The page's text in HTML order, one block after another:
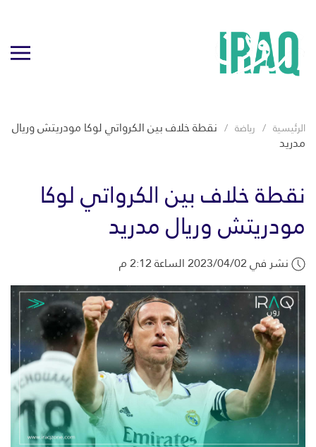
الرئيسية رياضة نقطة خلاف بين الكرواتي لوكا مودريتش وريال
مدريد
نقطة خلاف بين الكرواتي لوكا
مودريتش وريال مدريد
نشر في 2023/04/02 الساعة 2:12 م